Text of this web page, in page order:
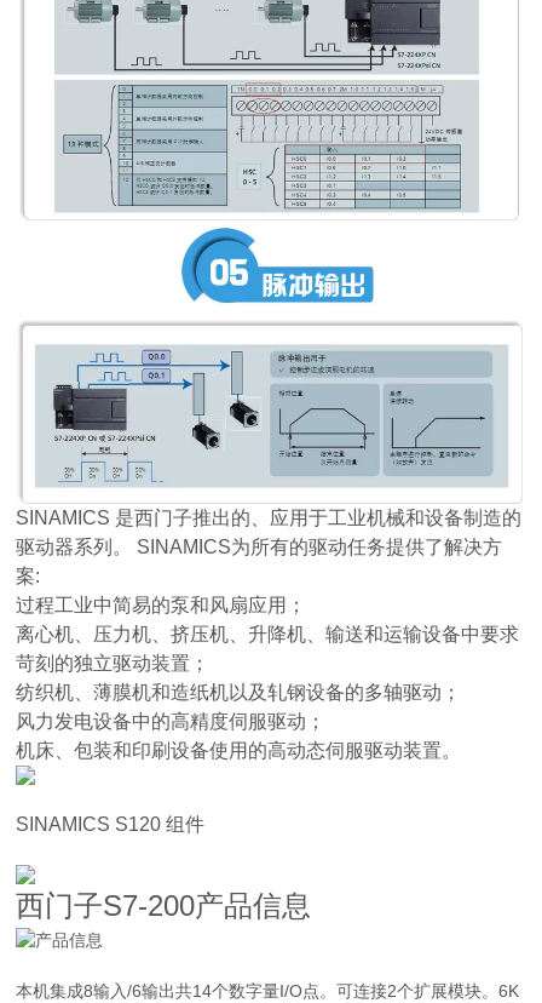
SINAMICS 是西门子推出的、应用于工业机械和设备制造的
驱动器系列。 SINAMICS为所有的驱动任务提供了解决方
案:
过程工业中简易的泵和风扇应用；
离心机、压力机、挤压机、升降机、输送和运输设备中要求
苛刻的独立驱动装置；
纺织机、薄膜机和造纸机以及轧钢设备的多轴驱动；
风力发电设备中的高精度伺服驱动；
机床、包装和印刷设备使用的高动态伺服驱动装置。
SINAMICS S120 组件
西门子S7-200产品信息
本机集成8输入/6输出共14个数字量I/O点。可连接2个扩展模块。6K